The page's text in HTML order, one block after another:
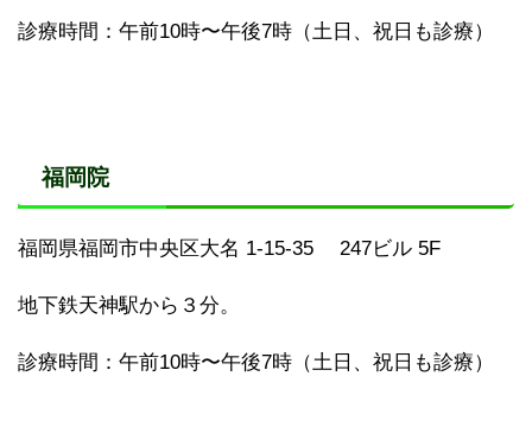
診療時間：午前10時〜午後7時（土日、祝日も診療）
福岡院
福岡県福岡市中央区大名 1-15-35 247ビル 5F
地下鉄天神駅から３分。
診療時間：午前10時〜午後7時（土日、祝日も診療）